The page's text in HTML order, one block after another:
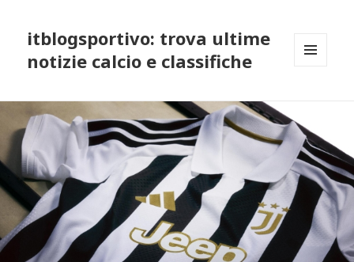
itblogsportivo: trova ultime
notizie calcio e classifiche